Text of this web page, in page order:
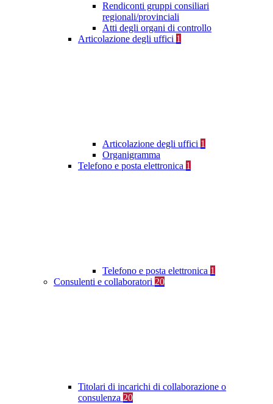
Rendiconti gruppi consiliari
regionali/provinciali
Atti degli organi di controllo
Articolazione degli uffici 1
Articolazione degli uffici 1
Organigramma
Telefono e posta elettronica 1
Telefono e posta elettronica 1
Consulenti e collaboratori 20
Titolari di incarichi di collaborazione o
consulenza 20